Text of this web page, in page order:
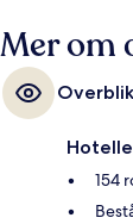
Mer om
154